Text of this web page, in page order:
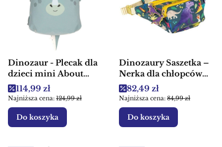
Dinozaur - Plecak dla
dzieci mini About
Friends Lassig
Cena promocyjna
114,99 zł
Najniższa cena: 124,99 zł
Do koszyka
Dinozaury Saszetka –
Nerka dla chłopców
Floss & Rock
Cena promocyjna
82,49 zł
Najniższa cena: 84,99 zł
Do koszyka